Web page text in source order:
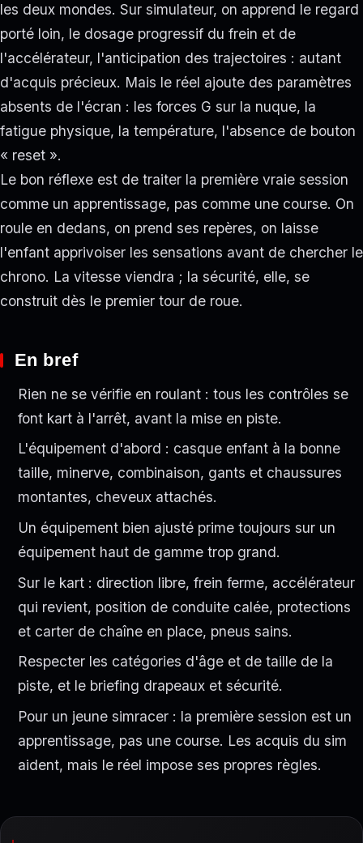
les deux mondes. Sur simulateur, on apprend le regard
porté loin, le dosage progressif du frein et de
l'accélérateur, l'anticipation des trajectoires : autant
d'acquis précieux. Mais le réel ajoute des paramètres
absents de l'écran : les forces G sur la nuque, la
fatigue physique, la température, l'absence de bouton
« reset ».
Le bon réflexe est de traiter la première vraie session
comme un apprentissage, pas comme une course. On
roule en dedans, on prend ses repères, on laisse
l'enfant apprivoiser les sensations avant de chercher le
chrono. La vitesse viendra ; la sécurité, elle, se
construit dès le premier tour de roue.
En bref
Rien ne se vérifie en roulant : tous les contrôles se
font kart à l'arrêt, avant la mise en piste.
L'équipement d'abord : casque enfant à la bonne
taille, minerve, combinaison, gants et chaussures
montantes, cheveux attachés.
Un équipement bien ajusté prime toujours sur un
équipement haut de gamme trop grand.
Sur le kart : direction libre, frein ferme, accélérateur
qui revient, position de conduite calée, protections
et carter de chaîne en place, pneus sains.
Respecter les catégories d'âge et de taille de la
piste, et le briefing drapeaux et sécurité.
Pour un jeune simracer : la première session est un
apprentissage, pas une course. Les acquis du sim
aident, mais le réel impose ses propres règles.